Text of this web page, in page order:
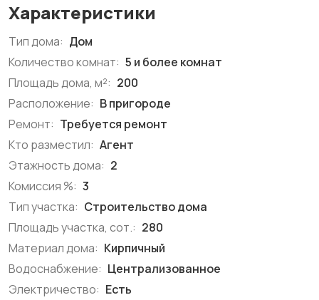
Характеристики
Тип дома: Дом
Количество комнат: 5 и более комнат
Площадь дома, м²: 200
Расположение: В пригороде
Ремонт: Требуется ремонт
Кто разместил: Агент
Этажность дома: 2
Комиссия %: 3
Тип участка: Строительство дома
Площадь участка, сот.: 280
Материал дома: Кирпичный
Водоснабжение: Централизованное
Электричество: Есть